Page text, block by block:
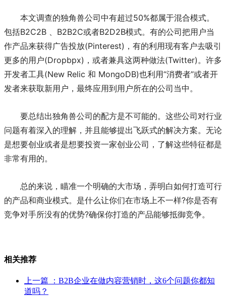
本文调查的独角兽公司中有超过50%都属于混合模式。
包括B2C2B 、B2B2C或者B2D2B模式。有的公司把用户当
作产品来获得广告投放(Pinterest)，有的利用现有客户去吸引
更多的用户(Dropbpx)，或者兼具这两种做法(Twitter)。许多
开发者工具(New Relic 和 MongoDB)也利用“消费者”或者开
发者来获取新用户，最终应用到用户所在的公司当中。
要总结出独角兽公司的配方是不可能的。这些公司对行业
问题有着深入的理解，并且能够提出飞跃式的解决方案。无论
是想要创业或者是想要投资一家创业公司，了解这些特征都是
非常有用的。
总的来说，瞄准一个明确的大市场，弄明白如何打造可行
的产品和商业模式。是什么让你们在市场上不一样?你是否有
竞争对手所没有的优势?确保你打造的产品能够抵御竞争。
相关推荐
上一篇
：B2B企业在做内容营销时，这6个问题你都知
道吗？